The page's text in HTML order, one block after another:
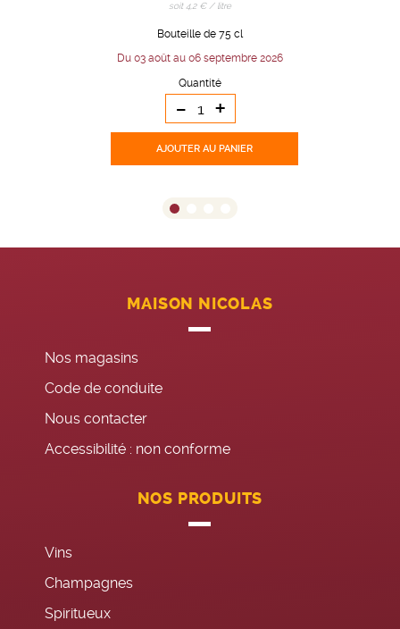
soit 4,2 € / litre
Bouteille de 75 cl
Du 03 août au 06 septembre 2026
Quantité
- +
AJOUTER AU PANIER
MAISON NICOLAS
Nos magasins
Code de conduite
Nous contacter
Accessibilité : non conforme
NOS PRODUITS
Vins
Champagnes
Spiritueux